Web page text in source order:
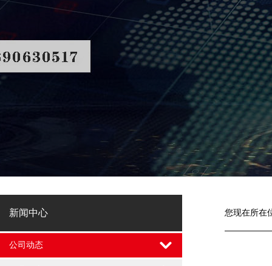
新闻中心
公司动态
您现在所在